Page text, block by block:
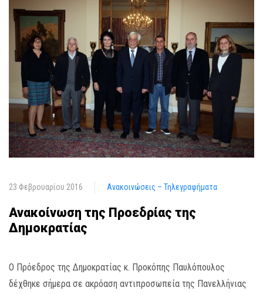
23 Φεβρουαρίου 2016 Ανακοινώσεις – Τηλεγραφήματα
Ανακοίνωση της Προεδρίας της
Δημοκρατίας
Ο Πρόεδρος της Δημοκρατίας κ. Προκόπης Παυλόπουλος
δέχθηκε σήμερα σε ακρόαση αντιπροσωπεία της Πανελλήνιας